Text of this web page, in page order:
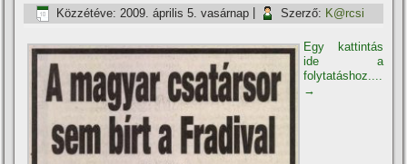
Közzétéve: 2009. április 5. vasárnap Szerző: K@rcsi
Egy kattintás
ide a
folytatáshoz....
→